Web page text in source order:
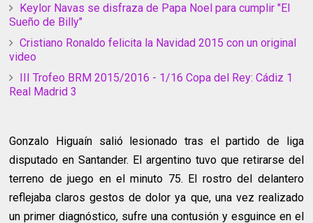
Keylor Navas se disfraza de Papa Noel para cumplir "El
Sueño de Billy"
Cristiano Ronaldo felicita la Navidad 2015 con un original
video
III Trofeo BRM 2015/2016 - 1/16 Copa del Rey: Cádiz 1
Real Madrid 3
Gonzalo Higuaín salió lesionado tras el partido de liga
disputado en Santander. El argentino tuvo que retirarse del
terreno de juego en el minuto 75. El rostro del delantero
reflejaba claros gestos de dolor ya que, una vez realizado
un primer diagnóstico, sufre una contusión y esguince en el